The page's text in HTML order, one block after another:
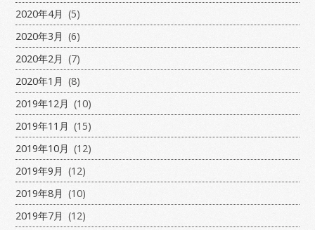
2020年4月 (5)
2020年3月 (6)
2020年2月 (7)
2020年1月 (8)
2019年12月 (10)
2019年11月 (15)
2019年10月 (12)
2019年9月 (12)
2019年8月 (10)
2019年7月 (12)